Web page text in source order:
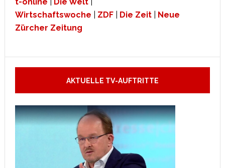
Wirtschaftswoche
ZDF| Die Zeit| Neue
Zürcher Zeitung
AKTUELLE TV-AUFTRITTE